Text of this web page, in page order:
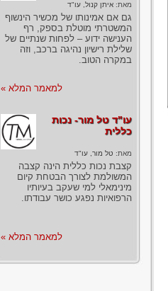
מאת: איתן קנול, עו"ד
גם אם אמינותו של מכשיר הינשוף
המשטרתי מוטלת בספק, רף
הענישה ידוע – לפחות שנתיים של
שלילת רישיון נהיגה ברכב, וזה
במקרה הטוב.
למאמר המלא »
עו"ד טל מור- נכות
כללית
מאת: טל מור, עו"ד
קצבת נכות כללית הינה קצבה
המשולמת לצורך הבטחת קיום
מינימאלי למי שעקב בעיותיו
הרפואיות נפגע כושר עבודתו.
למאמר המלא »